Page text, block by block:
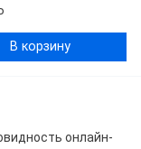
В корзину
онлайн-